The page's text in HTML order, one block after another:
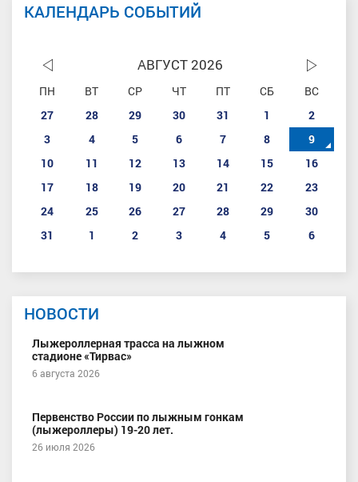
КАЛЕНДАРЬ СОБЫТИЙ
АВГУСТ 2026
ПН ВТ СР ЧТ ПТ СБ
ВС
27
28 29 30 31 1
2
3
4 5 6 7 8
9
10
11 12 13 14 15
16
17
18 19 20 21 22
23
24
25 26 27 28 29
30
31
1 2 3 4 5 6
НОВОСТИ
Лыжероллерная трасса на лыжном
стадионе «Тирвас»
6 августа 2026
Первенство России по лыжным гонкам
(лыжероллеры) 19-20 лет.
26 июля 2026